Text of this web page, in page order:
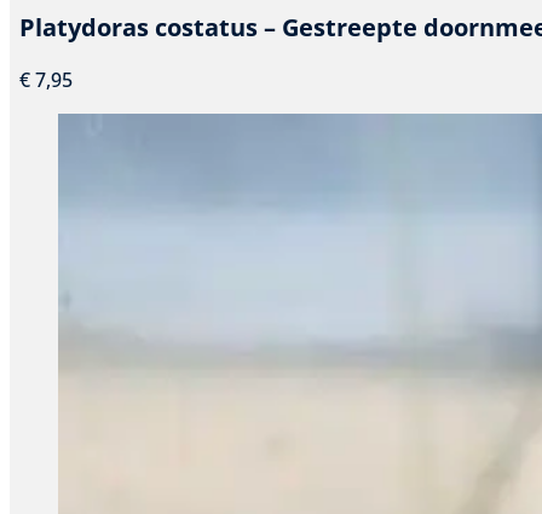
aantal
Platydoras costatus – Gestreepte
€7,95